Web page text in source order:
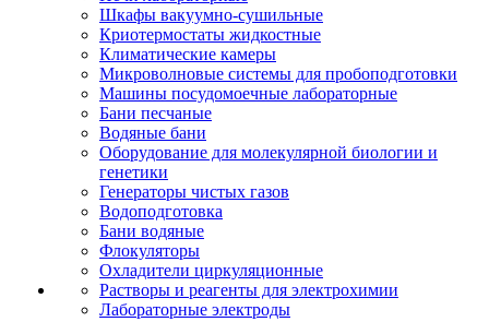
Шкафы вакуумно-сушильные
Криотермостаты жидкостные
Климатические камеры
Микроволновые системы для пробоподготовки
Машины посудомоечные лабораторные
Бани песчаные
Водяные бани
Оборудование для молекулярной биологии и
генетики
Генераторы чистых газов
Водоподготовка
Бани водяные
Флокуляторы
Охладители циркуляционные
Растворы и реагенты для электрохимии
Лабораторные электроды